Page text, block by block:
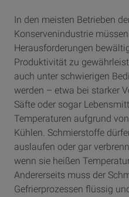
In den meisten Betrieben
Konservenindustrie
Herausforderungen
Produktivität zu
auch unter schwierigen
werden – etwa bei starker
Säfte oder sogar
Temperaturen aufgrund
Kühlen. Schmierstoffe
auslaufen oder gar
wenn sie heißen
Andererseits muss der
Gefrierprozessen flüssig